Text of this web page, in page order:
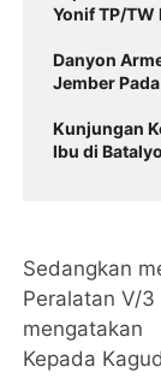
Yonif TP/
Danyon
Jember
Kunjungan
Ibu di
Sedangkan
Peralatan V/
mengatakan
Kepada